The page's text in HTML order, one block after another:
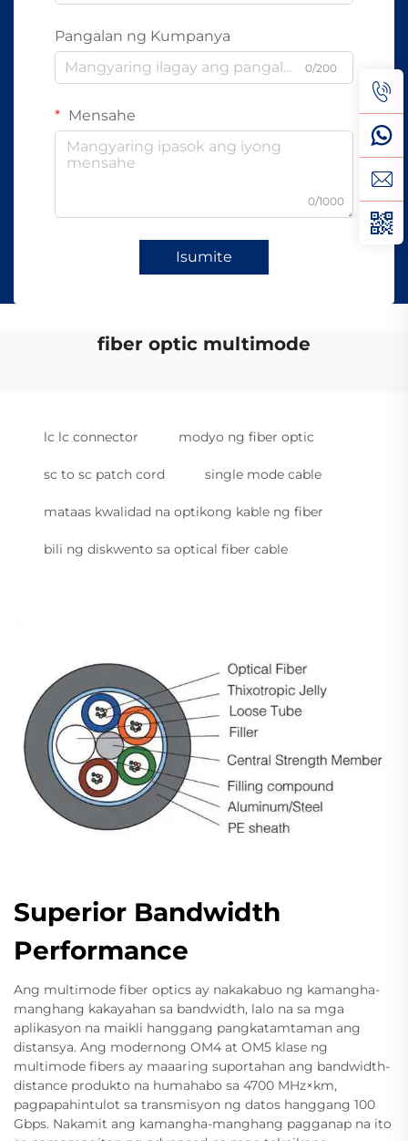
Pangalan ng Kumpanya
0/200
Mensahe
0/1000
Isumite
fiber optic multimode
lc lc connector modyo ng fiber optic
sc to sc patch cord single mode cable
mataas kwalidad na optikong kable ng fiber
bili ng diskwento sa optical fiber cable
Superior Bandwidth
Performance
Ang multimode fiber optics ay nakakabuo ng kamangha-
manghang kakayahan sa bandwidth, lalo na sa mga
aplikasyon na maikli hanggang pangkatamtaman ang
distansya. Ang modernong OM4 at OM5 klase ng
multimode fibers ay maaaring suportahan ang bandwidth-
distance produkto na humahabo sa 4700 MHz×km,
pagpapahintulot sa transmisyon ng datos hanggang 100
Gbps. Nakamit ang kamangha-manghang pagganap na ito